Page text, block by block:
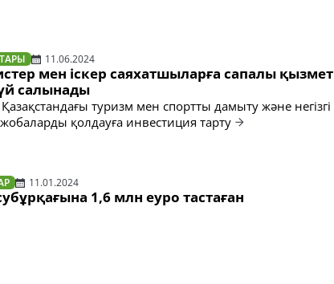
11.06.2024
мен іскер саяхатшыларға сапалы қызмет
салынады
туризм мен спортты дамыту және негізгі
қолдауға инвестиция тарту
11.01.2024
1,6 млн еуро тастаған